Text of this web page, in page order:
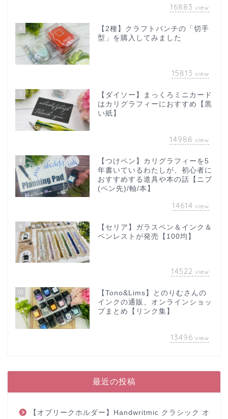
16883 view
6
【2種】クラフトパンチの「切手
型」を購入してみました
15813 view
7
【ダイソー】まっくろミニカード
はカリグラフィーにおすすめ【黒
い紙】
14988 view
8
【つけペン】カリグラフィーを5
年書いているわたしが、初心者に
おすすめする道具や本の話【ニブ
(ペン先)/軸/本】
14614 view
9
【セリア】ガラスペン＆インク＆
ペンレストが発売【100均】
14522 view
10
【Tono&Lims】とのりむさんの
インクの通販、オンラインショッ
プまとめ【リンク集】
13496 view
最近の投稿
【オブリークホルダー】Handwritmic クラシック オ